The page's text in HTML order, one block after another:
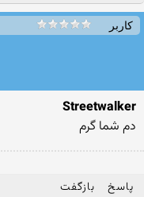
کاربر
Streetwalker
دم شما گرم
پاسخ بازگفت